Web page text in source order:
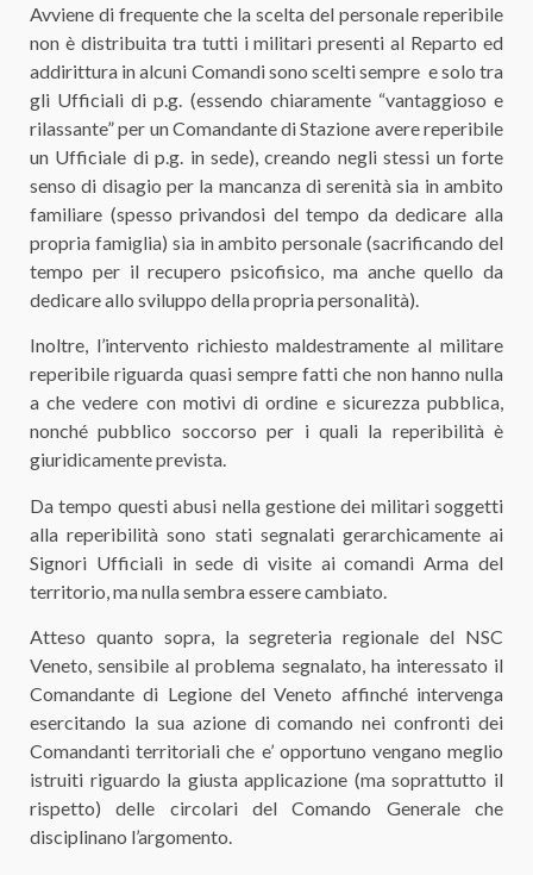
Avviene di frequente che la scelta del personale reperibile
non è distribuita tra tutti i militari presenti al Reparto ed
addirittura in alcuni Comandi sono scelti sempre e solo tra
gli Ufficiali di p.g. (essendo chiaramente “vantaggioso e
rilassante” per un Comandante di Stazione avere reperibile
un Ufficiale di p.g. in sede), creando negli stessi un forte
senso di disagio per la mancanza di serenità sia in ambito
familiare (spesso privandosi del tempo da dedicare alla
propria famiglia) sia in ambito personale (sacrificando del
tempo per il recupero psicofisico, ma anche quello da
dedicare allo sviluppo della propria personalità).
Inoltre, l’intervento richiesto maldestramente al militare
reperibile riguarda quasi sempre fatti che non hanno nulla
a che vedere con motivi di ordine e sicurezza pubblica,
nonché pubblico soccorso per i quali la reperibilità è
giuridicamente prevista.
Da tempo questi abusi nella gestione dei militari soggetti
alla reperibilità sono stati segnalati gerarchicamente ai
Signori Ufficiali in sede di visite ai comandi Arma del
territorio, ma nulla sembra essere cambiato.
Atteso quanto sopra, la segreteria regionale del NSC
Veneto, sensibile al problema segnalato, ha interessato il
Comandante di Legione del Veneto affinché intervenga
esercitando la sua azione di comando nei confronti dei
Comandanti territoriali che e’ opportuno vengano meglio
istruiti riguardo la giusta applicazione (ma soprattutto il
rispetto) delle circolari del Comando Generale che
disciplinano l’argomento.